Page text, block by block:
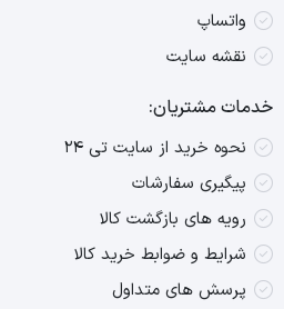
واتساپ
نقشه سایت
خدمات مشتریان:
نحوه خرید از سایت تی ۲۴
پیگیری سفارشات
رویه های بازگشت کالا
شرایط و ضوابط خرید کالا
پرسش های متداول